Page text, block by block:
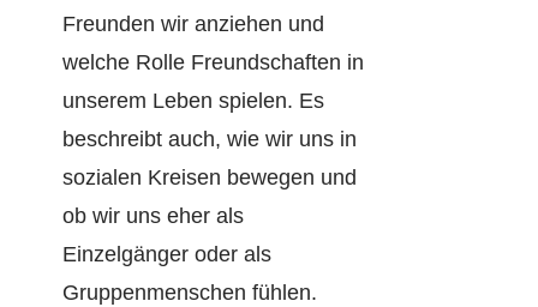
Freunden wir anziehen und
welche Rolle Freundschaften in
unserem Leben spielen. Es
beschreibt auch, wie wir uns in
sozialen Kreisen bewegen und
ob wir uns eher als
Einzelgänger oder als
Gruppenmenschen fühlen.